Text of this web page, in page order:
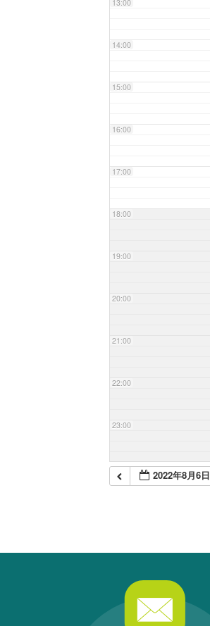
13:00
14:00
15:00
16:00
17:00
18:00
19:00
20:00
21:00
22:00
23:00
2022年8月6日